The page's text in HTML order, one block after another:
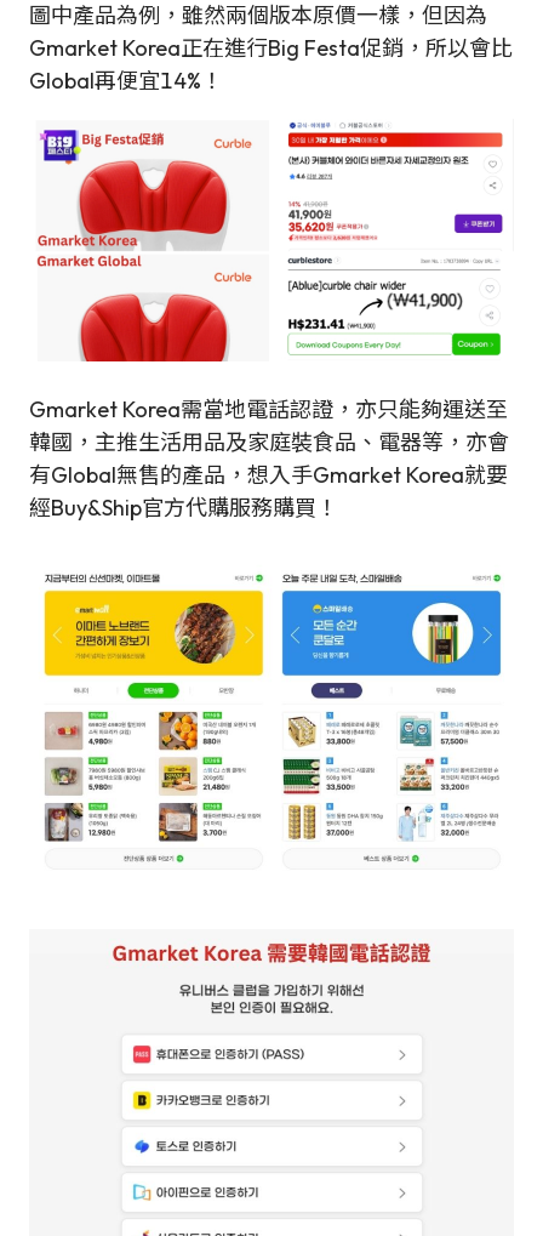
圖中產品為例，雖然兩個版本原價一樣，但因為
Gmarket Korea正在進行Big Festa促銷，所以會比
Global再便宜14%！
Gmarket Korea需當地電話認證，亦只能夠運送至
韓國，主推生活用品及家庭裝食品、電器等，亦會
有Global無售的產品，想入手Gmarket Korea就要
經Buy&Ship官方代購服務購買！